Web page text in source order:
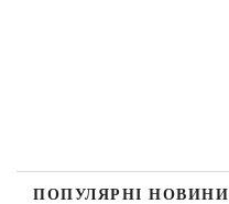
ПОПУЛЯРНІ НОВИНИ